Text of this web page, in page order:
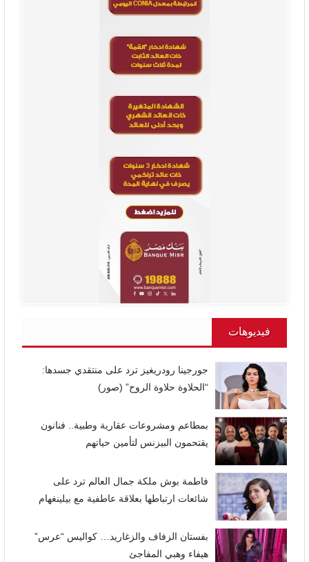
فيديوهات
جورجينا رودريغيز ترد على منتقدي جسدها:
“الحلاوة حلاوة الروح” (صور)
بمطاعم ومشروعات عقارية وطبية.. فنانون
يقتحمون البيزنس لتأمين حياتهم
فاطمة بوش ملكة جمال العالم ترد على
شائعات ارتباطها بعلاقة عاطفية مع بيلينغهام
بفستان الزفاف والزغاريد… كواليس “عرس”
هيفاء وهبي المفاجئ